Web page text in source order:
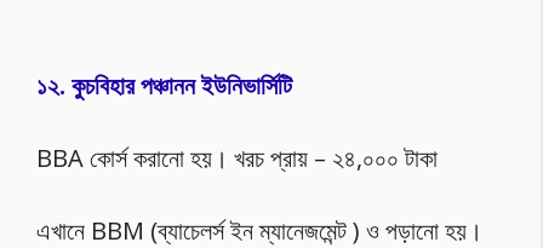
১২. কুচবিহার পঞ্চানন ইউনিভার্সিটি
BBA কোর্স করানো হয়। খরচ প্রায় – ২৪,০০০ টাকা
এখানে BBM (ব্যাচেলর্স ইন ম্যানেজমেন্ট ) ও পড়ানো হয়।